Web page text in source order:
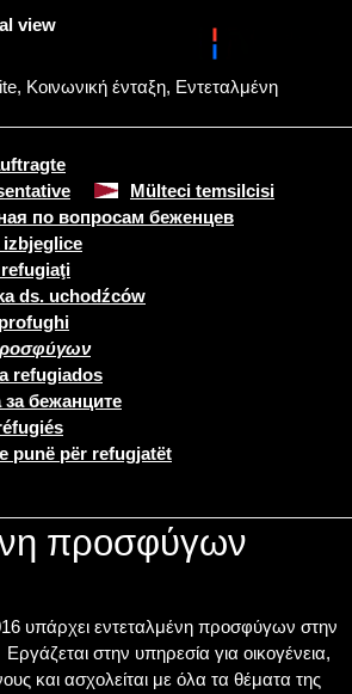
view
, Κοινωνική ένταξη, Εντεταλμένη
Mülteci temsilcisi
по вопросам беженцев
izbjeglice
ds. uchodźców
refugiados
бежанците
punë për refugjatët
προσφύγων
υπάρχει εντεταλμένη προσφύγων στην
στην υπηρεσία για οικογένεια,
και ασχολείται με όλα τα θέματα της